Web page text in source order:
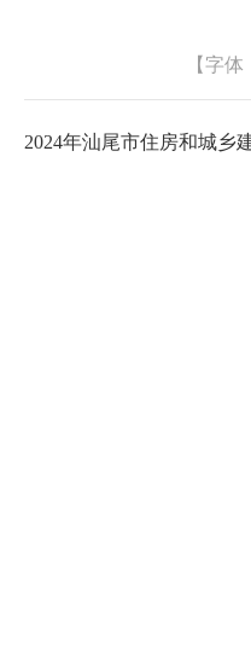
【字体
2024年汕尾市住房和城乡